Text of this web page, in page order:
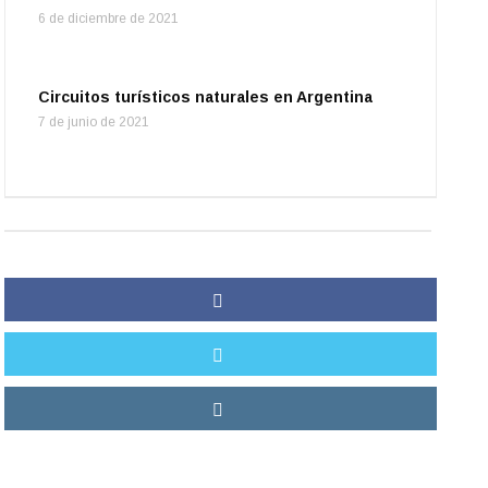
6 de diciembre de 2021
Circuitos turísticos naturales en Argentina
7 de junio de 2021